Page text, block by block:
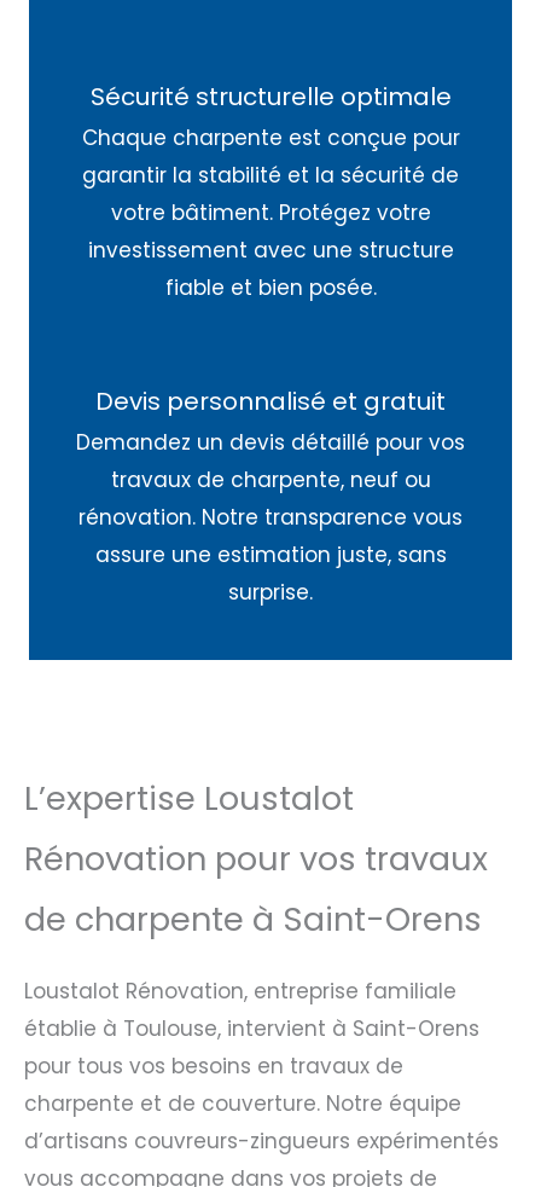
Sécurité structurelle optimale
Chaque charpente est conçue pour
garantir la stabilité et la sécurité de
votre bâtiment. Protégez votre
investissement avec une structure
fiable et bien posée.
Devis personnalisé et gratuit
Demandez un devis détaillé pour vos
travaux de charpente, neuf ou
rénovation. Notre transparence vous
assure une estimation juste, sans
surprise.
L’expertise Loustalot
Rénovation pour vos travaux
de charpente à Saint-Orens
Loustalot Rénovation, entreprise familiale
établie à Toulouse, intervient à Saint-Orens
pour tous vos besoins en travaux de
charpente et de couverture. Notre équipe
d’artisans couvreurs-zingueurs expérimentés
vous accompagne dans vos projets de